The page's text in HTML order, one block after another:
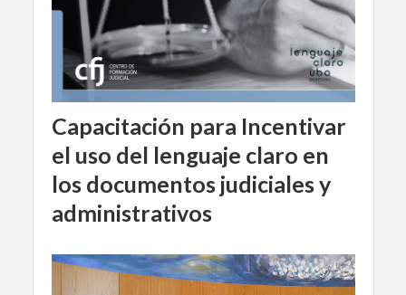
Capacitación para Incentivar
el uso del lenguaje claro en
los documentos judiciales y
administrativos